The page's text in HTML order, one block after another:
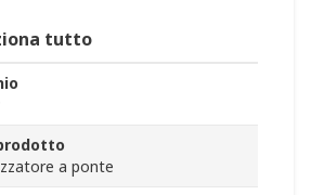
tutto
a ponte